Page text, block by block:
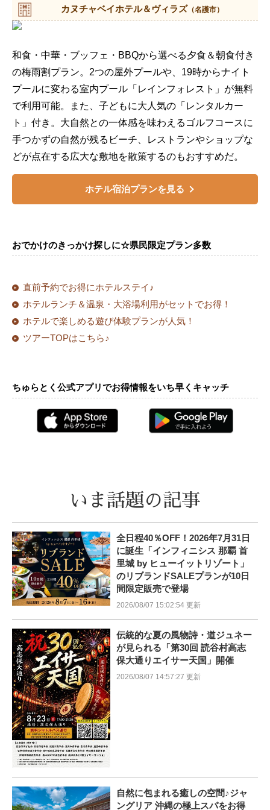
カヌチャベイホテル＆ヴィラズ （名護市）
和食・中華・ブッフェ・BBQから選べる夕食＆朝食付き
の梅雨割プラン。2つの屋外プールや、19時からナイト
プールに変わる室内プール「レインフォレスト」が無料
で利用可能。また、子どもに大人気の「レンタルカー
ト」付き。大自然との一体感を味わえるゴルフコースに
手つかずの自然が残るビーチ、レストランやショップな
どが点在する広大な敷地を散策するのもおすすめだ。
ホテル宿泊プランを見る
おでかけのきっかけ探しに☆県民限定プラン多数
直前予約でお得にホテルステイ♪
ホテルランチ＆温泉・大浴場利用がセットでお得！
ホテルで楽しめる遊び体験プランが人気！
ツアーTOPはこちら♪
ちゅらとく公式アプリでお得情報をいち早くキャッチ
いま話題の記事
全日程40％OFF！2026年7月31日
に誕生「インフィニシス 那覇 首
里城 by ヒューイットリゾート」
のリブランドSALEプランが10日
間限定販売で登場
2026/08/07 15:02:54 更新
伝統的な夏の風物詩・道ジュネー
が見られる「第30回 読谷村高志
保大通りエイサー天国」開催
2026/08/07 14:57:27 更新
自然に包まれる癒しの空間♪ジャ
ングリア 沖縄の極上スパをお得